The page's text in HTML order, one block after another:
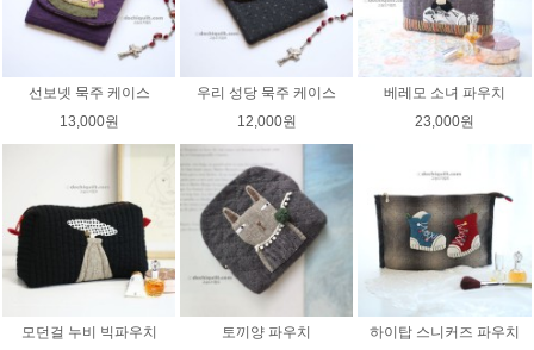
선보넷 묵주 케이스
13,000원
우리 성당 묵주 케이스
12,000원
베레모 소녀 파우치
23,000원
모던걸 누비 빅파우치
토끼양 파우치
하이탑 스니커즈 파우치